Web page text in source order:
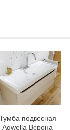
Тумба подвесная
Aqwella Верона